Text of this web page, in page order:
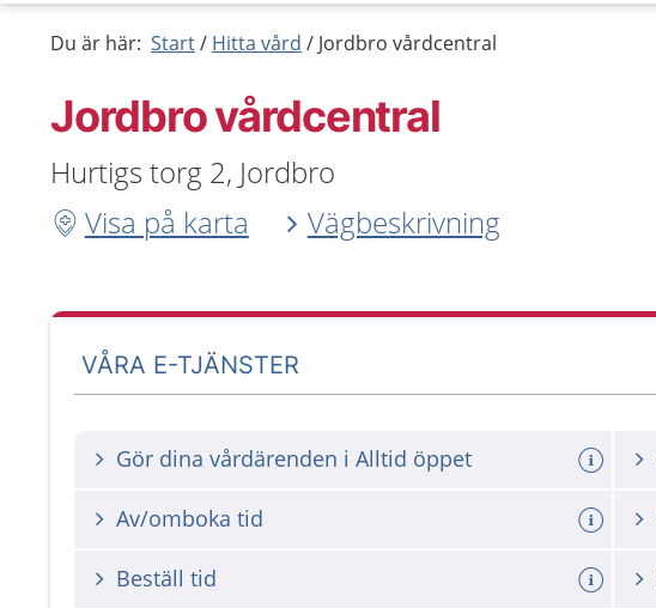
Du är här: Start Hitta vård Jordbro vårdcentral
Jordbro vårdcentral
Hurtigs torg 2, Jordbro
Visa på karta
Vägbeskrivning
VÅRA E-TJÄNSTER
Gör dina vårdärenden i Alltid öppet
Av/omboka tid
Beställ tid